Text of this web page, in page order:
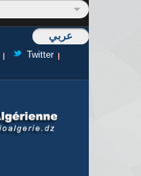
عربي
Twitter